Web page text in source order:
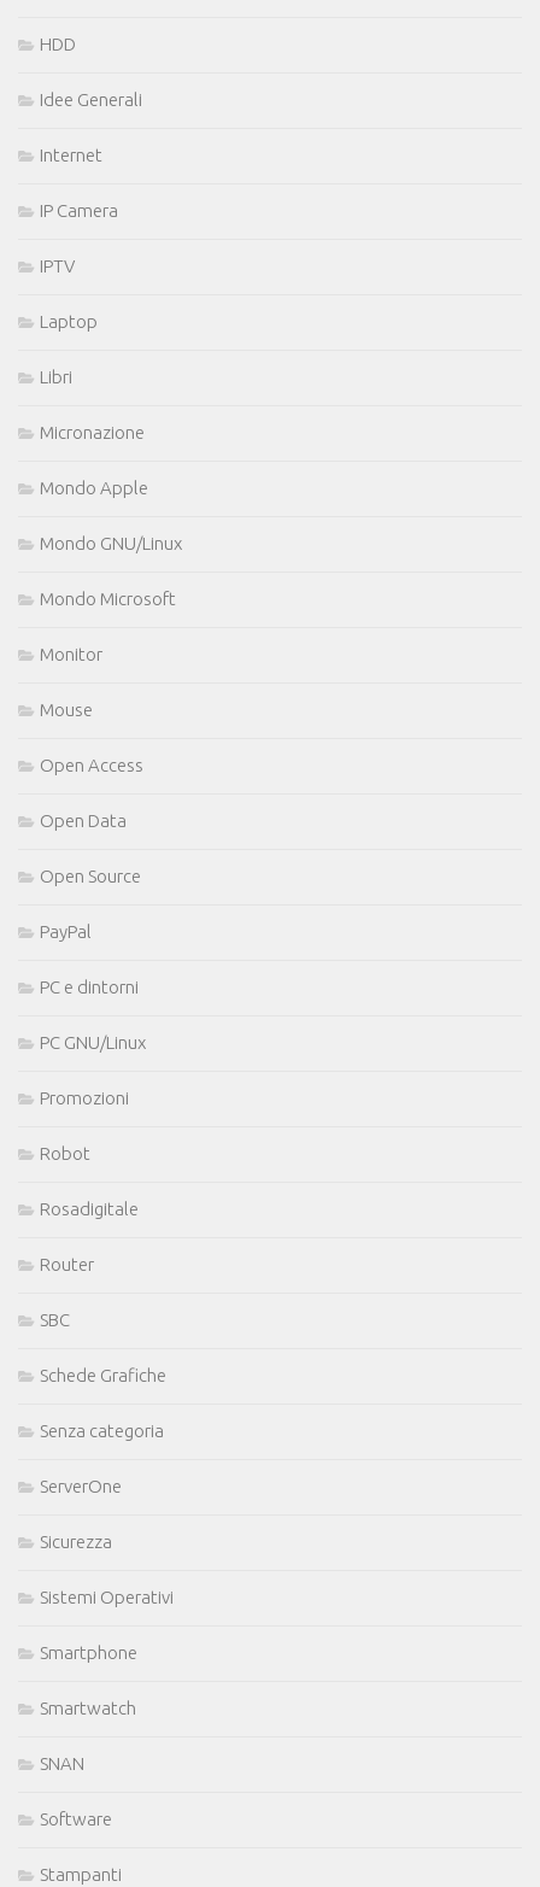
HDD
Idee Generali
Internet
IP Camera
IPTV
Laptop
Libri
Micronazione
Mondo Apple
Mondo GNU/Linux
Mondo Microsoft
Monitor
Mouse
Open Access
Open Data
Open Source
PayPal
PC e dintorni
PC GNU/Linux
Promozioni
Robot
Rosadigitale
Router
SBC
Schede Grafiche
Senza categoria
ServerOne
Sicurezza
Sistemi Operativi
Smartphone
Smartwatch
SNAN
Software
Stampanti